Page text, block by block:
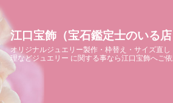
江口宝飾（宝石鑑定士のいる
オリジナルジュエリー製作・枠替え・サイズ直
理などジュエリー に関する事なら江口宝飾へご